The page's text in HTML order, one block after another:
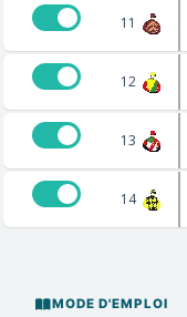
11
12
13
14
MODE D'EMPLOI